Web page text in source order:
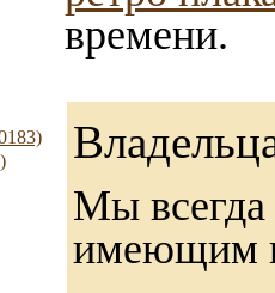
времени.
Мы всегда
имеющим